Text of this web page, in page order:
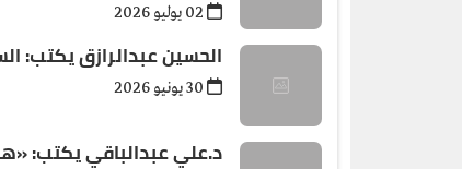
الحسين عبدالرازق يكتب:
د.علي عبدالباقي يكتب: